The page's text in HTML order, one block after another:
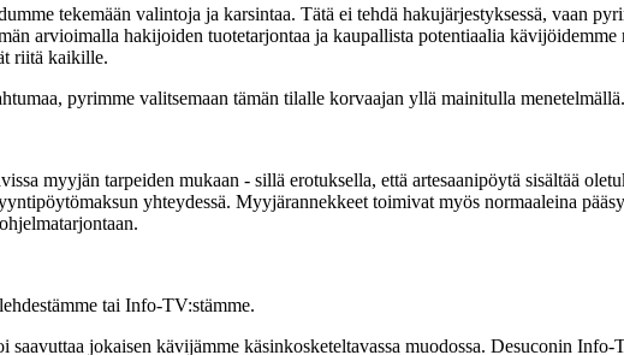
tekemään valintoja ja karsintaa. Tätä ei tehdä hakujärjestyksessä, vaan
arvioimalla hakijoiden tuotetarjontaa ja kaupallista potentiaalia kävijöidemme
riitä kaikille.
pyrimme valitsemaan tämän tilalle korvaajan yllä mainitulla menetelmällä.
myyjän tarpeiden mukaan - sillä erotuksella, että artesaanipöytä sisältää
yhteydessä. Myyjärannekkeet toimivat myös normaaleina
tai Info-TV:stämme.
jokaisen kävijämme käsinkosketeltavassa muodossa. Desuconin